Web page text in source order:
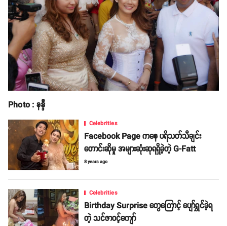
Photo : နန္ဒီ
Celebrities
Facebook Page ကနေ ပရိသတ်သီချင်း
တောင်းဆိုမှု အများဆုံးဆုရရှိခဲ့တဲ့ G-Fatt
8 years ago
Celebrities
Birthday Surprise တွေကြောင့် ပျော်ရွှင်ခဲ့ရ
တဲ့ သင်ဇာဝင့်ကျော်